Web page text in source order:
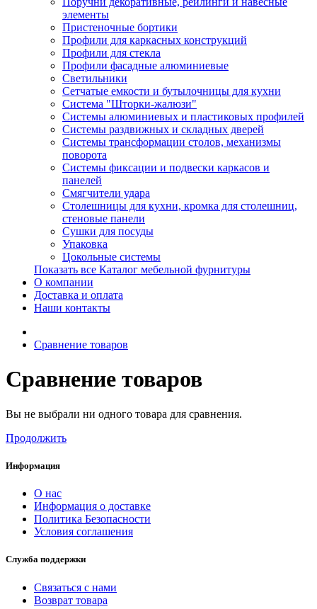
элементы
Пристеночные бортики
Профили для каркасных конструкций
Профили для стекла
Профили фасадные алюминиевые
Светильники
Сетчатые емкости и бутылочницы для кухни
Система "Шторки-жалюзи"
Системы алюминиевых и пластиковых профилей
Системы раздвижных и складных дверей
Системы трансформации столов, механизмы
поворота
Системы фиксации и подвески каркасов и
панелей
Смягчители удара
Столешницы для кухни, кромка для столешниц,
стеновые панели
Сушки для посуды
Упаковка
Цокольные системы
Показать все Каталог мебельной фурнитуры
О компании
Доставка и оплата
Наши контакты
Сравнение товаров
Сравнение товаров
Вы не выбрали ни одного товара для сравнения.
Продолжить
Информация
О нас
Информация о доставке
Политика Безопасности
Условия соглашения
Служба поддержки
Связаться с нами
Возврат товара